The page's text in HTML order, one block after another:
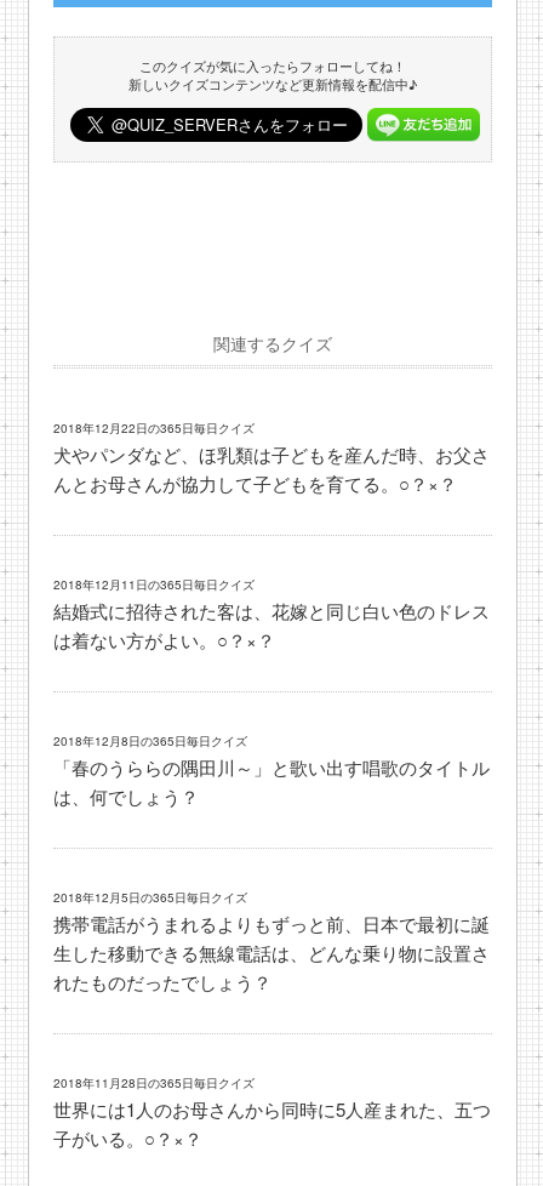
このクイズが気に入ったらフォローしてね！
新しいクイズコンテンツなど更新情報を配信中♪
関連するクイズ
2018年12月22日の365日毎日クイズ
犬やパンダなど、ほ乳類は子どもを産んだ時、お父さ
んとお母さんが協力して子どもを育てる。○？×？
2018年12月11日の365日毎日クイズ
結婚式に招待された客は、花嫁と同じ白い色のドレス
は着ない方がよい。○？×？
2018年12月8日の365日毎日クイズ
「春のうららの隅田川～」と歌い出す唱歌のタイトル
は、何でしょう？
2018年12月5日の365日毎日クイズ
携帯電話がうまれるよりもずっと前、日本で最初に誕
生した移動できる無線電話は、どんな乗り物に設置さ
れたものだったでしょう？
2018年11月28日の365日毎日クイズ
世界には1人のお母さんから同時に5人産まれた、五つ
子がいる。○？×？